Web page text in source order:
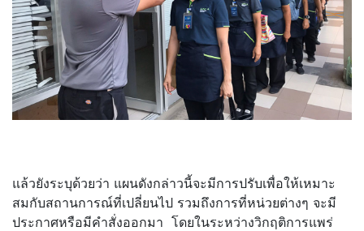
แล้วยังระบุด้วยว่า แผนดังกล่าวนี้จะมีการปรับเพื่อให้เหมาะ
สมกับสถานการณ์ที่เปลี่ยนไป รวมถึงการที่หน่วยต่างๆ จะมี
ประกาศหรือมีคำสั่งออกมา โดยในระหว่างวิกฤติการแพร่